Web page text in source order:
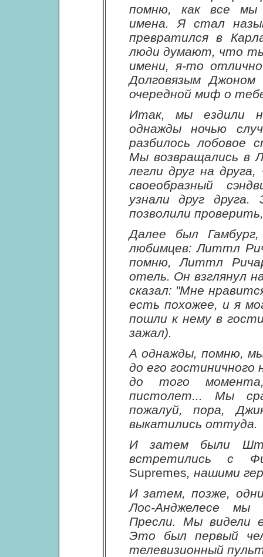
помню, как все мы
имена. Я стал
превратился в
люди думают, что
имени, я-то
Долговязым
очередной миф о
Итак, мы ездили
однажды ночью
разбилось лобовое
Мы возвращались в
легли друг на
своеобразный
узнали друг
позволили
Далее был
любимцев: Литтл
помню, Литтл
отель. Он взглянул
сказал: "Мне
есть похожее, и я
пошли к нему в
зажал).
А однажды, помню,
до его гостиничного
до того
пистолет... Мы
пожалуй, пора,
выкатились оттуда.
И затем были
встретились с
Supremes , нашими
И затем, позже,
Лос-Анджелесе мы
Пресли. Мы видели
Это был первый
телевизионный